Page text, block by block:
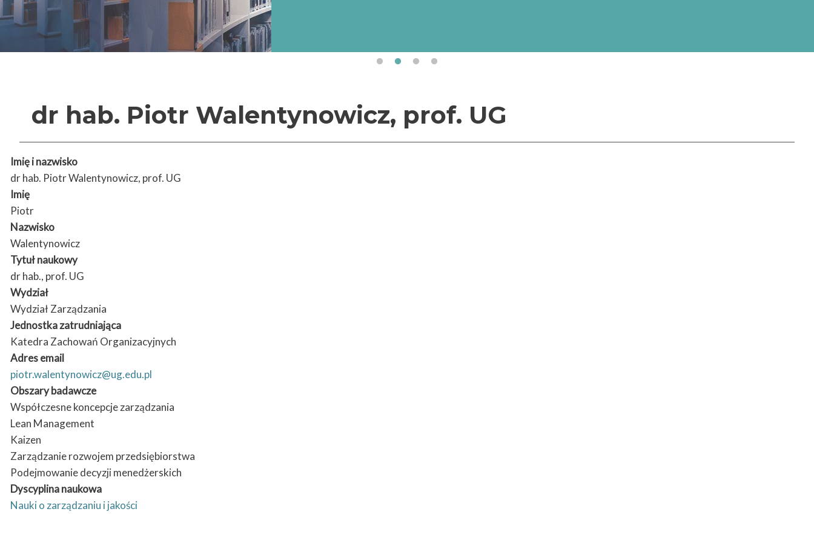
finansowany przez Narodową Agencję Wymiany Akademickiej (NAWA) w
dr hab. Piotr Walentynowicz, prof. UG
Imię i nazwisko
dr hab. Piotr Walentynowicz, prof. UG
Imię
Piotr
Nazwisko
Walentynowicz
Tytuł naukowy
dr hab., prof. UG
Wydział
Wydział Zarządzania
Jednostka zatrudniająca
Katedra Zachowań Organizacyjnych
Adres email
piotr.walentynowicz@ug.edu.pl
Obszary badawcze
Współczesne koncepcje zarządzania
Lean Management
Kaizen
Zarządzanie rozwojem przedsiębiorstwa
Podejmowanie decyzji menedżerskich
Dyscyplina naukowa
Nauki o zarządzaniu i jakości